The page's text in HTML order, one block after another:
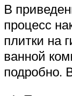
В
процесс
плитки на
ванной
подробно.